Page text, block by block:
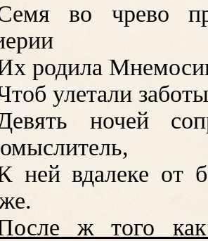
во чрево
родила
улетали
ночей
ней вдалеке от
ж того как